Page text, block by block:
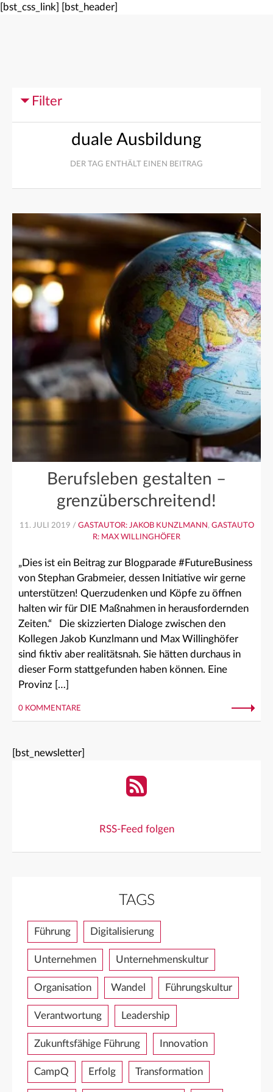
[bst_css_link] [bst_header]
Filter
duale Ausbildung
DER TAG ENTHÄLT EINEN BEITRAG
Berufsleben gestalten –
grenzüberschreitend!
11. JULI 2019 / GASTAUTOR: JAKOB KUNZLMANN , GASTAUTO
R: MAX WILLINGHÖFER
„Dies ist ein Beitrag zur Blogparade #FutureBusiness
von Stephan Grabmeier, dessen Initiative wir gerne
unterstützen! Querzudenken und Köpfe zu öffnen
halten wir für DIE Maßnahmen in herausfordernden
Zeiten.“ Die skizzierten Dialoge zwischen den
Kollegen Jakob Kunzlmann und Max Willinghöfer
sind fiktiv aber realitätsnah. Sie hätten durchaus in
dieser Form stattgefunden haben können. Eine
Provinz […]
0 KOMMENTARE
[bst_newsletter]
RSS-Feed folgen
TAGS
Führung Digitalisierung
Unternehmen Unternehmenskultur
Organisation Wandel Führungskultur
Verantwortung Leadership
Zukunftsfähige Führung Innovation
CampQ Erfolg Transformation